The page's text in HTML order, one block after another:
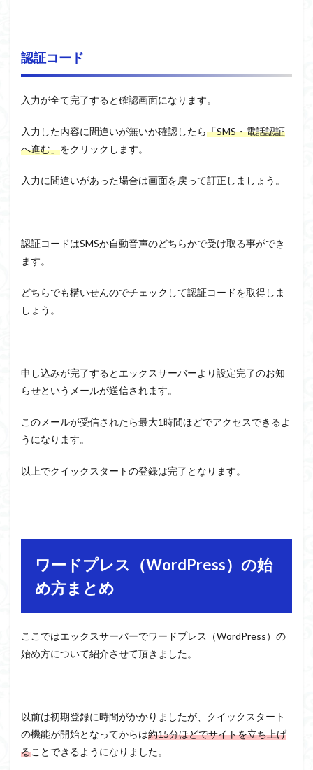
認証コード
入力が全て完了すると確認画面になります。
入力した内容に間違いが無いか確認したら「SMS・電話認証
へ進む」をクリックします。
入力に間違いがあった場合は画面を戻って訂正しましょう。
認証コードはSMSか自動音声のどちらかで受け取る事ができ
ます。
どちらでも構いせんのでチェックして認証コードを取得しま
しょう。
申し込みが完了するとエックスサーバーより設定完了のお知
らせというメールが送信されます。
このメールが受信されたら最大1時間ほどでアクセスできるよ
うになります。
以上でクイックスタートの登録は完了となります。
ワードプレス（WordPress）の始
め方まとめ
ここではエックスサーバーでワードプレス（WordPress）の
始め方について紹介させて頂きました。
以前は初期登録に時間がかかりましたが、クイックスタート
の機能が開始となってからは約15分ほどでサイトを立ち上げ
ることできるようになりました。